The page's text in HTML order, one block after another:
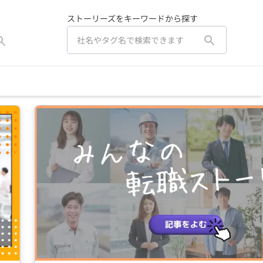
ストーリーズをキーワードから探す